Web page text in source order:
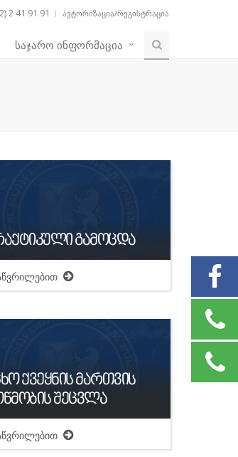
2 41 91 91 ᲐᲕᲢᲝᲠᲘᲖᲐᲪᲘᲐ/ᲠᲔᲒᲘᲡᲢᲠᲐᲪᲘᲐ
ᲡᲐᲯᲐᲠᲝ ᲘᲜᲤᲝᲠᲛᲐᲪᲘᲐ
გამოცდა
ქვეყნის მართვის
შეცვლა